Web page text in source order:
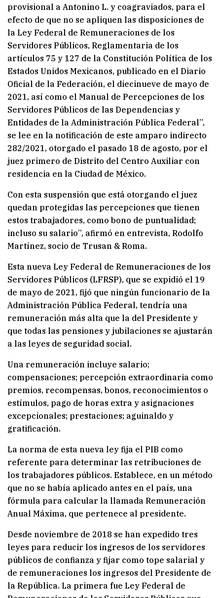
provisional a Antonino L. y coagraviados, para el
efecto de que no se apliquen las disposiciones de
la Ley Federal de Remuneraciones de los
Servidores Públicos, Reglamentaria de los
artículos 75 y 127 de la Constitución Política de los
Estados Unidos Mexicanos, publicado en el Diario
Oficial de la Federación, el diecinueve de mayo de
2021, así como el Manual de Percepciones de los
Servidores Públicos de las Dependencias y
Entidades de la Administración Pública Federal”,
se lee en la notificación de este amparo indirecto
282/2021, otorgado el pasado 18 de agosto, por el
juez primero de Distrito del Centro Auxiliar con
residencia en la Ciudad de México.
Con esta suspensión que está otorgando el juez
quedan protegidas las percepciones que tienen
estos trabajadores, como bono de puntualidad;
incluso su salario”, afirmó en entrevista, Rodolfo
Martínez, socio de Trusan & Roma.
Esta nueva Ley Federal de Remuneraciones de los
Servidores Públicos (LFRSP), que se expidió el 19
de mayo de 2021, fijó que ningún funcionario de la
Administración Pública Federal, tendría una
remuneración más alta que la del Presidente y
que todas las pensiones y jubilaciones se ajustarán
a las leyes de seguridad social.
Una remuneración incluye salario;
compensaciones; percepción extraordinaria como
premios, recompensas, bonos, reconocimientos o
estímulos, pago de horas extra y asignaciones
excepcionales; prestaciones; aguinaldo y
gratificación.
La norma de esta nueva ley fija el PIB como
referente para determinar las retribuciones de
los trabajadores públicos. Establece, en un método
que no se había aplicado antes en el país, una
fórmula para calcular la llamada Remuneración
Anual Máxima, que pertenece al presidente.
Desde noviembre de 2018 se han expedido tres
leyes para reducir los ingresos de los servidores
públicos de confianza y fijar como tope salarial y
de remuneraciones los ingresos del Presidente de
la República. La primera fue Ley Federal de